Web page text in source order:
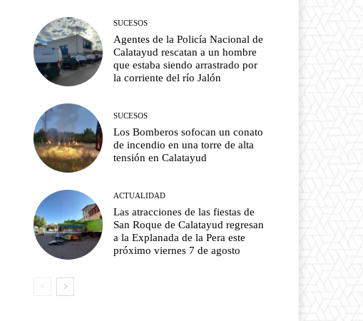
SUCESOS
Agentes de la Policía Nacional de
Calatayud rescatan a un hombre
que estaba siendo arrastrado por
la corriente del río Jalón
SUCESOS
Los Bomberos sofocan un conato
de incendio en una torre de alta
tensión en Calatayud
ACTUALIDAD
Las atracciones de las fiestas de
San Roque de Calatayud regresan
a la Explanada de la Pera este
próximo viernes 7 de agosto